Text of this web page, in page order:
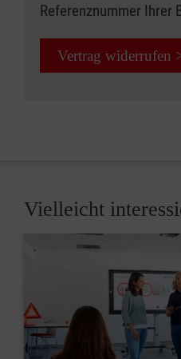
Referenznummer Ihrer
Vertrag widerrufen
Vielleicht